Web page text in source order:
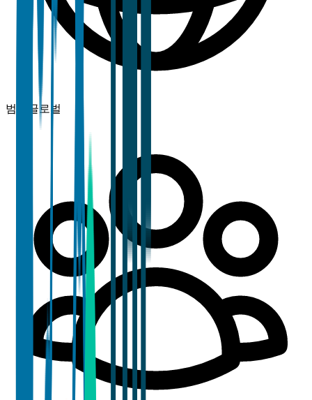
범위 글로벌